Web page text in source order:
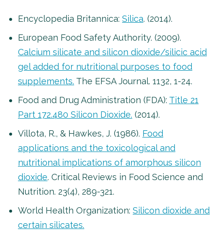
Encyclopedia Britannica: Silica. (2014).
European Food Safety Authority. (2009).
Calcium silicate and silicon dioxide/silicic acid
gel added for nutritional purposes to food
supplements. The EFSA Journal. 1132, 1-24.
Food and Drug Administration (FDA): Title 21
Part 172.480 Silicon Dioxide. (2014).
Villota, R., & Hawkes, J. (1986). Food
applications and the toxicological and
nutritional implications of amorphous silicon
dioxide. Critical Reviews in Food Science and
Nutrition. 23(4), 289-321.
World Health Organization: Silicon dioxide and
certain silicates.